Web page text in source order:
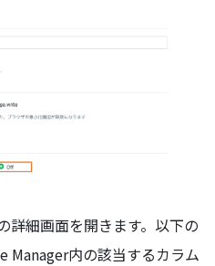
詳細画面を開きます。以下の
Manager内の該当するカラム